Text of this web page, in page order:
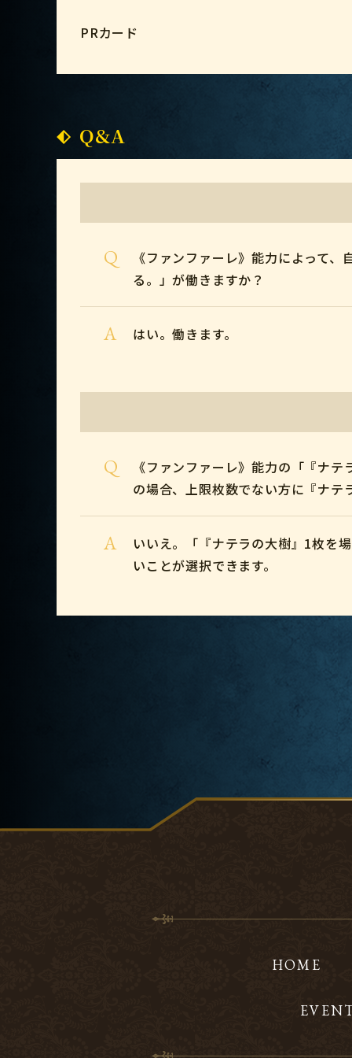
PRカード
Q&A
Q
《ファンファーレ》能力によって
る。」が働きますか？
A はい。働きます。
Q
《ファンファーレ》能力の「『ナ
の場合、上限枚数でない方に『ナ
A
いいえ。「『ナテラの大樹』1枚を
いことが選択できます。
HOME